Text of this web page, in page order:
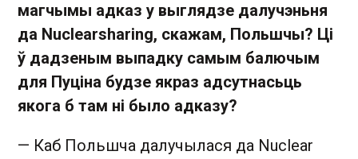
магчымы адказ у выглядзе далучэньня
да Nuclearsharing, скажам, Польшчы? Ці
ў дадзеным выпадку самым балючым
для Пуціна будзе якраз адсутнасьць
якога б там ні было адказу?
— Каб Польшча далучылася да Nuclear